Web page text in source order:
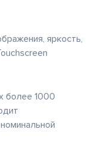
яркость,
более 1000